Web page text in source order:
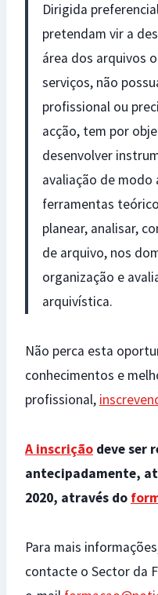
Dirigida
pretendam vir a
área dos arquivos
serviços, não
profissional ou
acção, tem por
desenvolver
avaliação de
ferramentas
planear, analisar,
de arquivo, nos
organização e
arquivística.
Não perca esta
conhecimentos e
profissional,
A inscrição deve ser
antecipadamente,
2020, através do
Para mais
contacte o Sector da